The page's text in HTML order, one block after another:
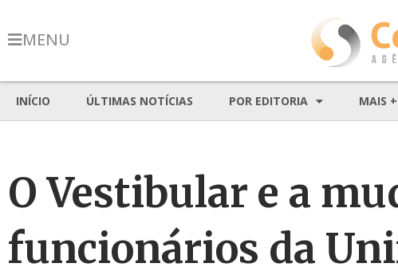
MENU
INÍCIO ÚLTIMAS NOTÍCIAS POR EDITORIA MAIS +
O Vestibular e a
funcionários da